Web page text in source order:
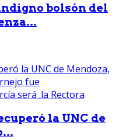
bolsón del
la UNC de